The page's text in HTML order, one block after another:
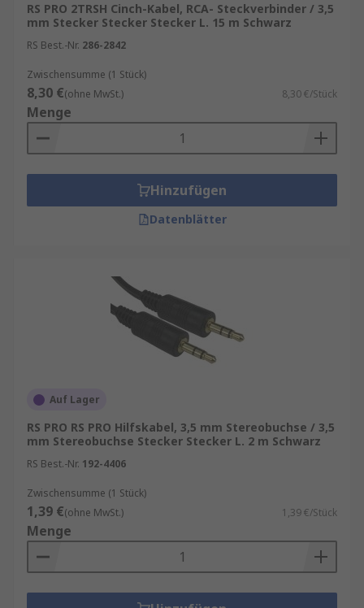
RS PRO 2TRSH Cinch-Kabel, RCA- Steckverbinder / 3,5
mm Stecker Stecker Stecker L. 15 m Schwarz
RS Best.-Nr. 286-2842
Zwischensumme (1 Stück)
8,30 €(ohne MwSt.) 8,30 €/Stück
Menge
Hinzufügen
Datenblätter
Auf Lager
RS PRO RS PRO Hilfskabel, 3,5 mm Stereobuchse / 3,5
mm Stereobuchse Stecker Stecker L. 2 m Schwarz
RS Best.-Nr. 192-4406
Zwischensumme (1 Stück)
1,39 €(ohne MwSt.) 1,39 €/Stück
Menge